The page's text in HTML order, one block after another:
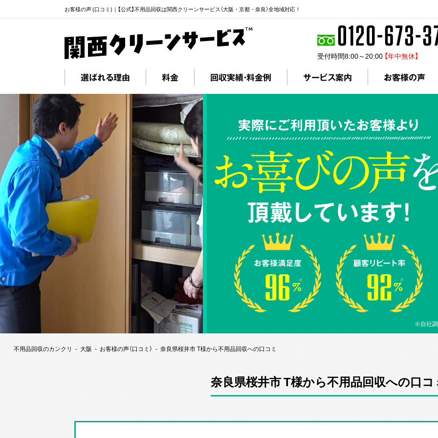
お客様の声 (口コミ)｜【公式】不用品回収は関西クリーンサービス（大阪・京都・奈良）全地域対応！
受付時間8:00～20:00 【年中無休】
選ばれる理由 料金 回収実績・料金例 サービス案内 お客様の声
実際にご利用頂いたお客様より
頂戴しています!
※自社
不用品回収のカンクリ 大阪 お客様の声（口コミ） 奈良県桜井市 T様から不用品回収への口コミ
奈良県桜井市 T様から不用品回収への口コ